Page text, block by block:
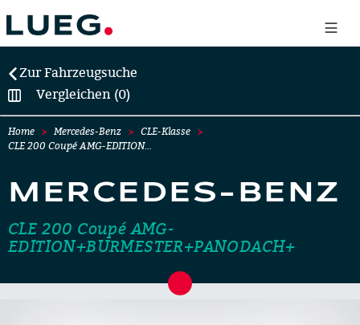
Zur Fahrzeugsuche
Vergleichen (0)
Home Mercedes-Benz
CLE-Klasse
CLE 200 Coupé AMG-EDITION…
MERCEDES-BENZ
CLE 200 Coupé AMG-
EDITION+BURMESTER+PANODACH+